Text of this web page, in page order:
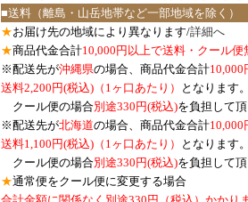
■送料（離島・山岳地帯など一部地域を除く）
★お届け先の地域により異なります/詳細へ
★商品代金合計10,000円以上で送料・クール便
※配送先が沖縄県の場合、商品代金合計10,000
送料2,200円(税込)（1ヶ口あたり）
となります。
クール便の場合別途330円(税込)を負担して頂
※配送先が北海道の場合、商品代金合計10,000
送料1,100円(税込) （1ヶ口あたり）
となります。
クール便の場合別途330円(税込)を負担して頂
★通常便をクール便に変更する場合